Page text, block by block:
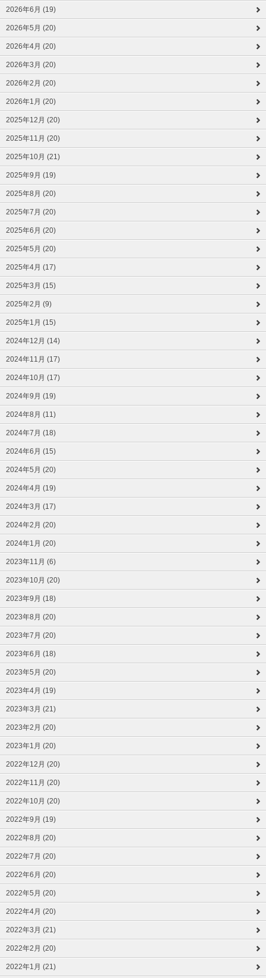
2026年6月 (19)
2026年5月 (20)
2026年4月 (20)
2026年3月 (20)
2026年2月 (20)
2026年1月 (20)
2025年12月 (20)
2025年11月 (20)
2025年10月 (21)
2025年9月 (19)
2025年8月 (20)
2025年7月 (20)
2025年6月 (20)
2025年5月 (20)
2025年4月 (17)
2025年3月 (15)
2025年2月 (9)
2025年1月 (15)
2024年12月 (14)
2024年11月 (17)
2024年10月 (17)
2024年9月 (19)
2024年8月 (11)
2024年7月 (18)
2024年6月 (15)
2024年5月 (20)
2024年4月 (19)
2024年3月 (17)
2024年2月 (20)
2024年1月 (20)
2023年11月 (6)
2023年10月 (20)
2023年9月 (18)
2023年8月 (20)
2023年7月 (20)
2023年6月 (18)
2023年5月 (20)
2023年4月 (19)
2023年3月 (21)
2023年2月 (20)
2023年1月 (20)
2022年12月 (20)
2022年11月 (20)
2022年10月 (20)
2022年9月 (19)
2022年8月 (20)
2022年7月 (20)
2022年6月 (20)
2022年5月 (20)
2022年4月 (20)
2022年3月 (21)
2022年2月 (20)
2022年1月 (21)